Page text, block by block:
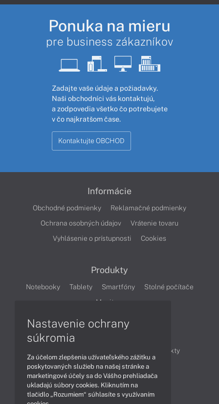
Ponuka na mieru
pre business zákazníkov
Zadajte vaše údaje a požiadavky.
Naši obchodníci vás kontaktujú,
a zodpovedia všetko čo potrebujete
v čo najkratšom čase.
Kontaktujte OBCHOD
Informácie
Obchodné podmienky
Reklamačné podmienky
Ochrana osobných údajov
Vrátenie tovaru
Vyhlásenie o prístupnosti
Cookies
Produkty
Notebooky Tablety Smartfóny
Stolné počítače
Monitory
Produkty
Technológie
Videá
Obsah
Nastavenie ochrany
súkromia
Za účelom zlepšenia užívateľského zážitku a
poskytovaných služieb na našej stránke a
marketingové účely sa do Vášho prehliadača
ukladajú súbory cookies. Kliknutím na
tlačidlo „Rozumiem“ súhlasíte s využívaním